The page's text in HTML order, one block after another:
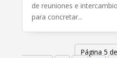
de reuniones e
para concretar...
Página 5